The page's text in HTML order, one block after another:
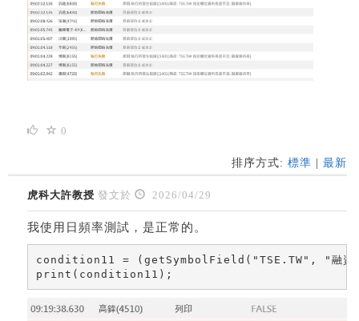
0
排序方式: 標準 最新
虎科大許教授 發文於 2026/04/29
我使用日頻率測試，是正常的。
condition11 = (getSymbolField("TSE.TW", "
print(condition11);